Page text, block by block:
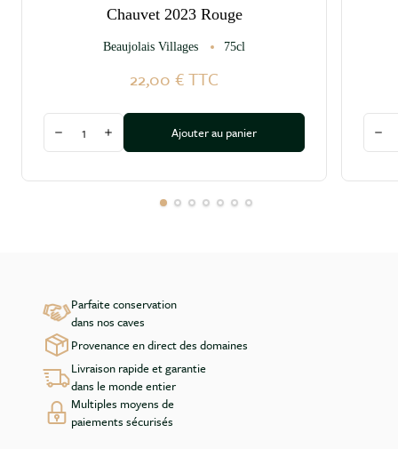
Chauvet 2023 Rouge
Beaujolais Villages 75cl
22,00 €TTC
Diminuer la quantité
Augmenter la quantité
Ajouter au panier
Parfaite conservation
dans nos caves
Provenance en direct des domaines
Livraison rapide et garantie
dans le monde entier
Multiples moyens de
paiements sécurisés